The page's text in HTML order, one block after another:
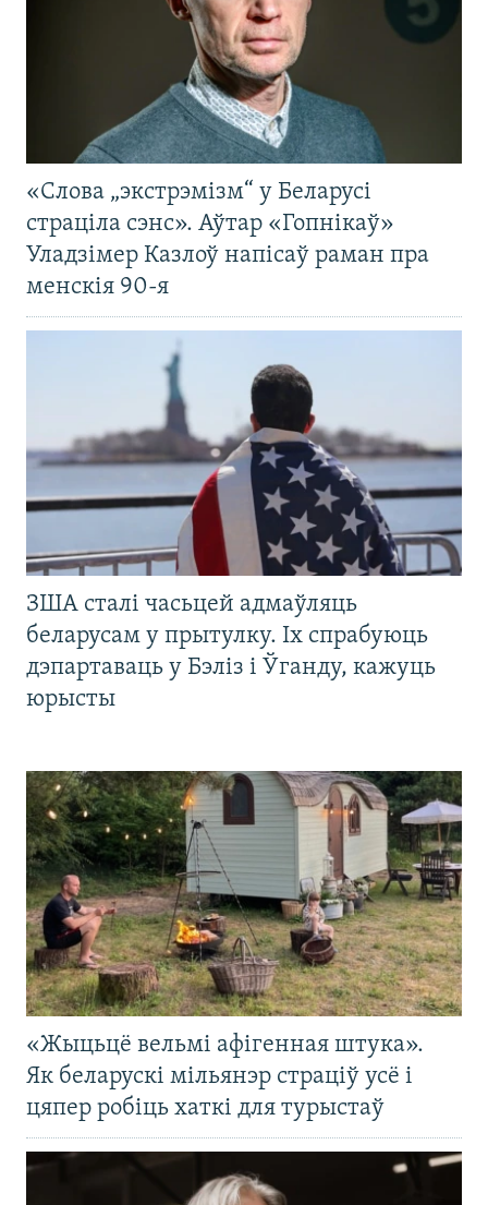
«Слова „экстрэмізм“ у Беларусі
страціла сэнс». Аўтар «Гопнікаў»
Уладзімер Казлоў напісаў раман пра
менскія 90-я
ЗША сталі часьцей адмаўляць
беларусам у прытулку. Іх спрабуюць
дэпартаваць у Бэліз і Ўганду, кажуць
юрысты
«Жыцьцё вельмі афігенная штука».
Як беларускі мільянэр страціў усё і
цяпер робіць хаткі для турыстаў